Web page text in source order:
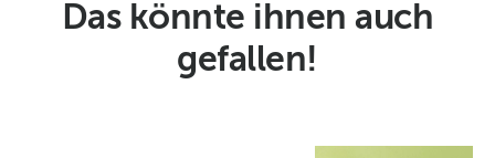
Das könnte ihnen auch
gefallen!